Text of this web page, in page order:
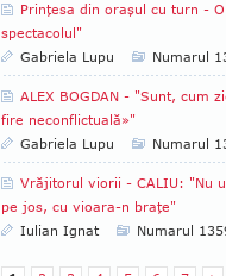
Prinţesa din oraşul cu turn -
spectacolul"
Gabriela Lupu
Numarul
ALEX BOGDAN - "Sunt, cum
fire neconflictuală»"
Gabriela Lupu
Numarul
Vrăjitorul viorii - CALIU: "Nu
pe jos, cu vioara-n braţe"
Iulian Ignat
Numarul